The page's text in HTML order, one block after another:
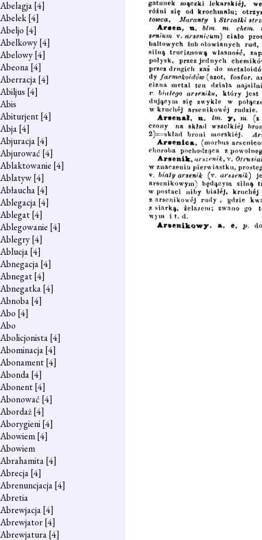
Abelagja[4]
Abelek[4]
Abeljo [4]
Abelkowy[4]
Abelowy[4]
Abeona[4]
Aberracja[4]
Abiljus [4]
Abis
Abiturjent[4]
Abja[4]
Abjuracja[4]
Abjurować [4]
Ablaktowanie [4]
Ablatyw[4]
Abłaucha[4]
Ablegacja[4]
Ablegat[4]
Ablegowanie [4]
Ablegry[4]
Ablucja[4]
Abnegacja[4]
Abnegat[4]
Abnegatka[4]
Abnoba[4]
Abo [4]
Abo
Abolicjonista[4]
Abominacja[4]
Abonament[4]
Abonda[4]
Abonent[4]
Abonować [4]
Abordaż[4]
Aborygieni[4]
Abowiem[4]
Abowiem
Abrahamita[4]
Abrecja[4]
Abrenuncjacja[4]
Abretia
Abrewjacja[4]
Abrewjator[4]
Abrewjatura[4]